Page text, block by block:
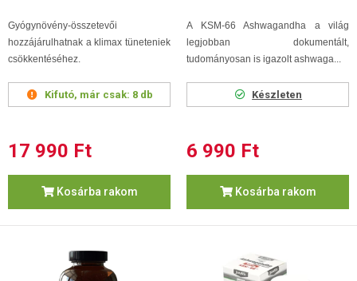
Gyógynövény-összetevői
hozzájárulhatnak a klimax tüneteniek
csökkentéséhez.
Kifutó, már csak: 8 db
17 990 Ft
Kosárba rakom
A KSM-66 Ashwagandha a világ
legjobban dokumentált,
tudományosan is igazolt ashwaga...
Készleten
6 990 Ft
Kosárba rakom